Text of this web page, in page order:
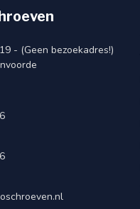
- (Geen bezoekadres!)